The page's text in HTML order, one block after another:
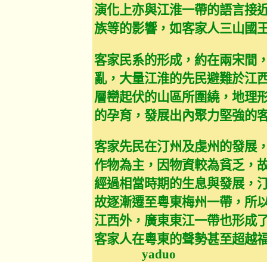
演化上亦與江淮一帶的語言接
族等的影響，如客家人三山國
客家民系的形成，約在兩宋間
亂，大量江淮的先民避難於江
層巒起伏的山區所圍繞，地理
的孕育，發展出內聚力堅強的
客家先民在汀州及虔州的發展
作物為主，因物資較為貧乏，
經過相當時期的生息與發展，
故逐漸遷至粵東梅州一帶，所
江西外，廣東東江一帶也形成
客家人在粵東的聲勢甚至超越
yaduo